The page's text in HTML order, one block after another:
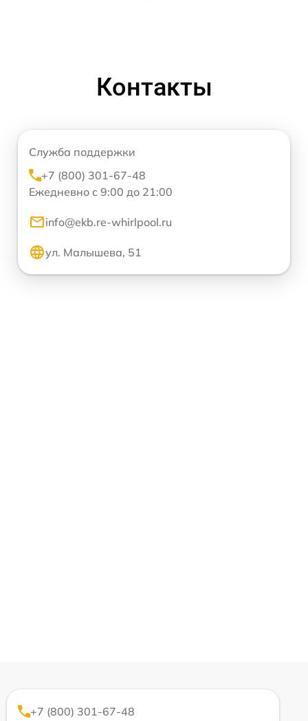
Контакты
Служба поддержки
+7 (800) 301-67-48
Ежедневно с 9:00 до 21:00
info@ekb.re-whirlpool.ru
ул. Малышева, 51
+7 (800) 301-67-48